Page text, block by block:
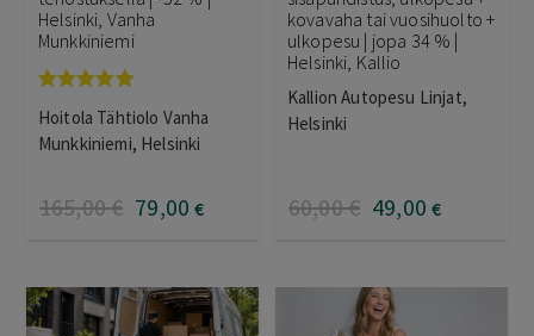
Helsinki, Vanha
Munkkiniemi
tuotteesta:
5.00/ 5
Hoitola Tähtiolo Vanha
Munkkiniemi, Helsinki
165,00€ 79,00 €
kovavaha tai vuosihuolto +
ulkopesu | jopa 34 % |
Helsinki, Kallio
Kallion Autopesu Linjat,
Helsinki
60,00€ 49,00 €